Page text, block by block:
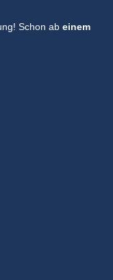
Schon ab einem